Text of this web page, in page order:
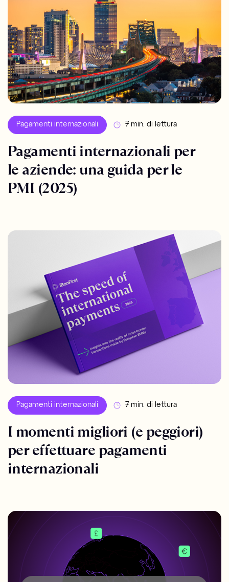
Pagamenti internazionali 7 min. di lettura
Pagamenti internazionali per
le aziende: una guida per le
PMI (2025)
Pagamenti internazionali 7 min. di lettura
I momenti migliori (e peggiori)
per effettuare pagamenti
internazionali